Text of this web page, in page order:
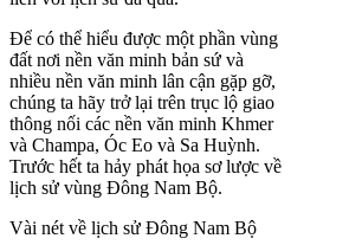
Để có thể hiểu được một phần vùng
đất nơi nền văn minh bản sứ và
nhiều nền văn minh lân cận gặp gỡ,
chúng ta hãy trở lại trên trục lộ giao
thông nối các nền văn minh Khmer
và Champa, Óc Eo và Sa Huỳnh.
Trước hết ta hảy phát họa sơ lược về
lịch sử vùng Đông Nam Bộ.
Vài nét về lịch sử Đông Nam Bộ